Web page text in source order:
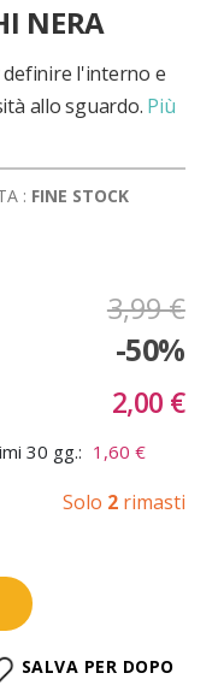
NERA
l'interno e
allo sguardo. Più
: FINE STOCK
3,99 €
-50%
2,00 €
30 gg.: 1,60 €
Solo 2 rimasti
SALVA PER DOPO